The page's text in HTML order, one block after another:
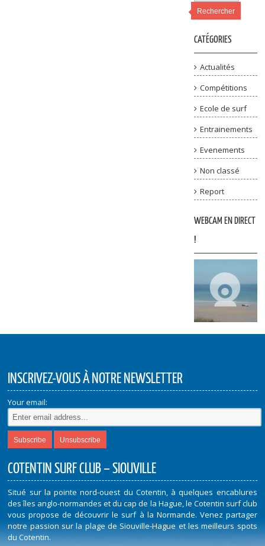
Rechercher
CATÉGORIES
Actualités
Compétitions
Ecole de surf
Entrainements
Evenements
Non classé
Report
WEBCAM EN DIRECT
!
INSCRIVEZ-VOUS À NOTRE NEWSLETTER
Your email:
COTENTIN SURF CLUB – SIOUVILLE
Situé sur la pointe nord-ouest du Cotentin, à quelques encablures
des îles anglo-normandes et du cap de la Hague, le Cotentin surf club
vous propose de découvrir le surf à la Normande. Venez partager
notre passion sur la plage de Siouville-Hague et les meilleurs spots
du Cotentin.